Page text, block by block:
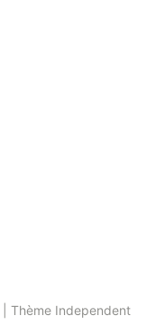
Thème Independent